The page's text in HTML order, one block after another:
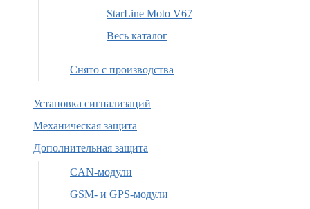
StarLine Moto V67
Весь каталог
Снято с производства
Установка сигнализаций
Механическая защита
Дополнительная защита
CAN-модули
GSM- и GPS-модули